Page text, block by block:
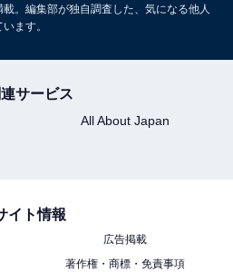
など、フクロウがモチーフとな
ママです
品ランキング！ 30代、40代で
。編集部が独自調査した、気になる他人
ます。
サービス
All About Japan
イト情報
広告掲載
著作権・商標・免責事項